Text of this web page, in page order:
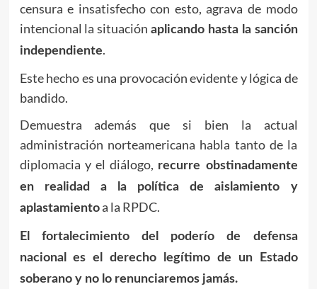
censura e insatisfecho con esto, agrava de modo
intencional la situación aplicando hasta la sanción
independiente.
Este hecho es una provocación evidente y lógica de
bandido.
Demuestra además que si bien la actual
administración norteamericana habla tanto de la
diplomacia y el diálogo, recurre obstinadamente
en realidad a la política de aislamiento y
aplastamientoa la RPDC.
El fortalecimiento del poderío de defensa
nacional es el derecho legítimo de un Estado
soberano y no lo renunciaremos jamás.